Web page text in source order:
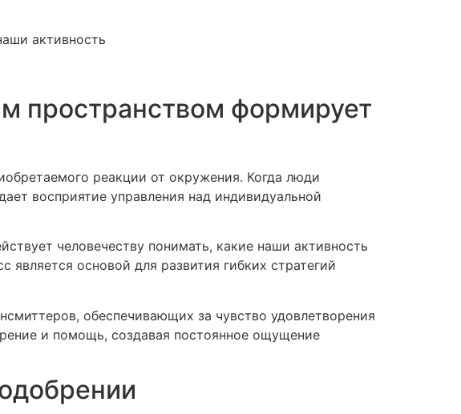
активность
пространством формирует
реакции от окружения. Когда люди
восприятие управления над индивидуальной
человечеству понимать, какие наши активность
основой для развития гибких стратегий
обеспечивающих за чувство удовлетворения
и помощь, создавая постоянное ощущение